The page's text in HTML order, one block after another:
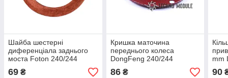
Шайба шестерні
диференціала заднього
моста Foton 240/244
69 ₴
Кришка маточина
переднього колеса
DongFeng 240/244
86₴
mm
90